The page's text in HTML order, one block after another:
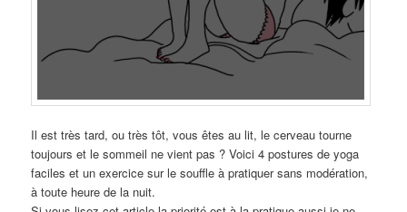
Il est très tard, ou très tôt, vous êtes au lit, le cerveau tourne
toujours et le sommeil ne vient pas ? Voici 4 postures de yoga
faciles et un exercice sur le souffle à pratiquer sans modération,
à toute heure de la nuit.